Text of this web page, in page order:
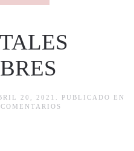
20, 2021
. PUBLICADO EN